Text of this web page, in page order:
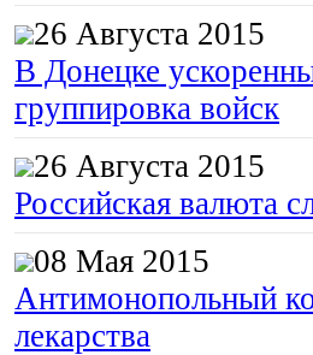
26 Августа 2015
В Донецке
группировка войск
26 Августа 2015
Российская валюта
08 Мая 2015
Антимонопольный
лекарства